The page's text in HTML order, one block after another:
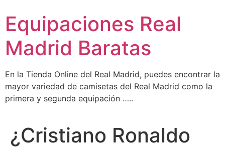
contenido
Equipaciones Real
Madrid Baratas
En la Tienda Online del Real Madrid, puedes encontrar la
mayor variedad de camisetas del Real Madrid como la
primera y segunda equipación …..
¿Cristiano Ronaldo